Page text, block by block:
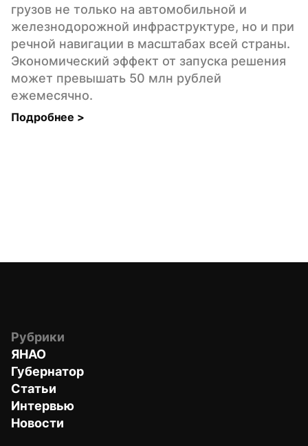
грузов не только на автомобильной и
железнодорожной инфраструктуре, но и при
речной навигации в масштабах всей страны.
Экономический эффект от запуска решения
может превышать 50 млн рублей
ежемесячно.
Подробнее >
Рубрики
ЯНАО
Губернатор
Статьи
Интервью
Новости